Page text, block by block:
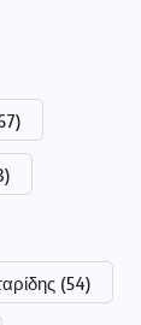
(54)